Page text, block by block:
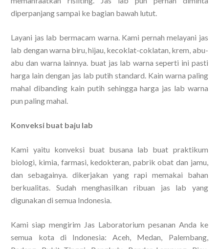
diperpanjang sampai ke bagian bawah lutut.
Layani jas lab bermacam warna. Kami pernah melayani jas
lab dengan warna biru, hijau, kecoklat-coklatan, krem, abu-
abu dan warna lainnya. buat jas lab warna seperti ini pasti
harga lain dengan jas lab putih standard. Kain warna paling
mahal dibanding kain putih sehingga harga jas lab warna
pun paling mahal.
Konveksi buat baju lab
Kami yaitu konveksi buat busana lab buat praktikum
biologi, kimia, farmasi, kedokteran, pabrik obat dan jamu,
dan sebagainya. dikerjakan yang rapi memakai bahan
berkualitas. Sudah menghasilkan ribuan jas lab yang
digunakan di semua Indonesia.
Kami siap mengirim Jas Laboratorium pesanan Anda ke
semua kota di Indonesia: Aceh, Medan, Palembang,